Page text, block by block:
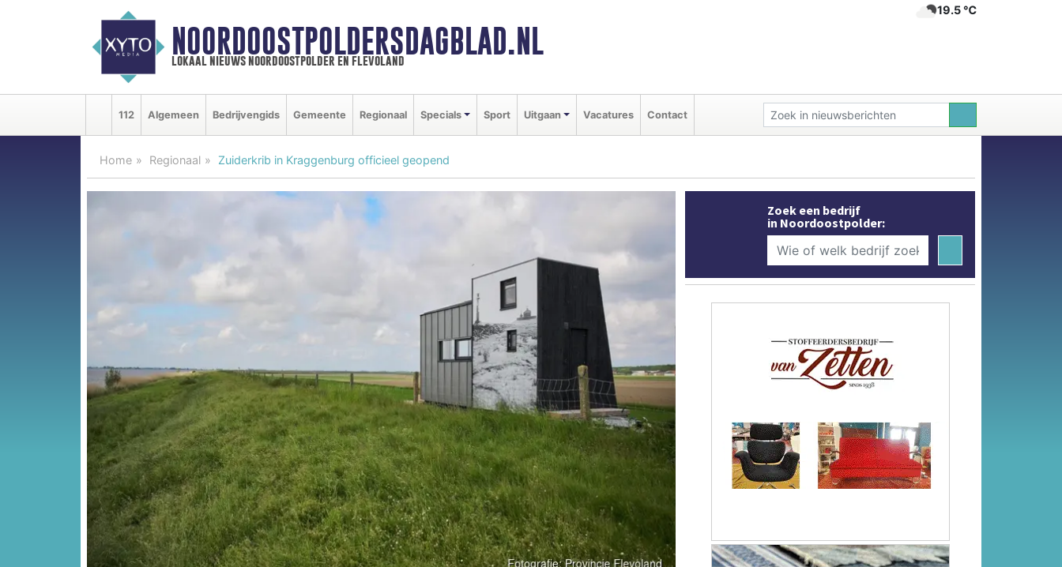
NOORDOOSTPOLDERSDAGBLAD.NL
lokaal nieuws noordoostpolder en flevoland
19.5 ℃
112 Algemeen Bedrijvengids Gemeente Regionaal Specials Sport Uitgaan Vacatures Contact
Home Regionaal Zuiderkrib in Kraggenburg officieel geopend
Zoek een bedrijf
in Noordoostpolder: